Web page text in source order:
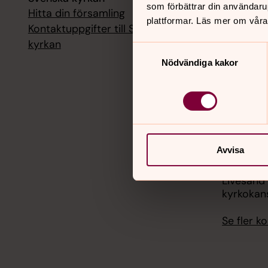
som förbättrar din
plattformar. Läs mer om
Nödvändiga kakor
Avvisa
Hitta din församling
Kontaktuppgifter till Svenska
kyrkan
1
Se fler